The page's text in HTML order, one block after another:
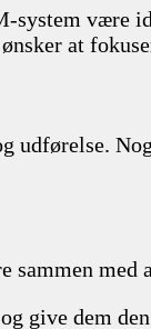
system være
at
udførelse.
med
give dem